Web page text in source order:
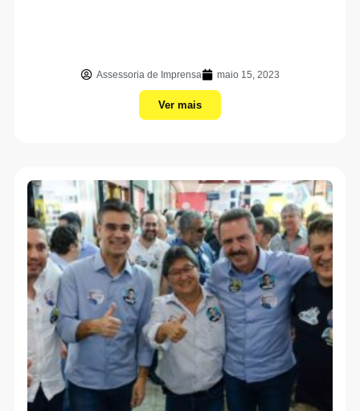
Assessoria de Imprensa maio 15, 2023
Ver mais